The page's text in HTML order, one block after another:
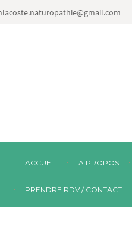
ACCUEIL A PROPOS
PRENDRE RDV / CONTACT